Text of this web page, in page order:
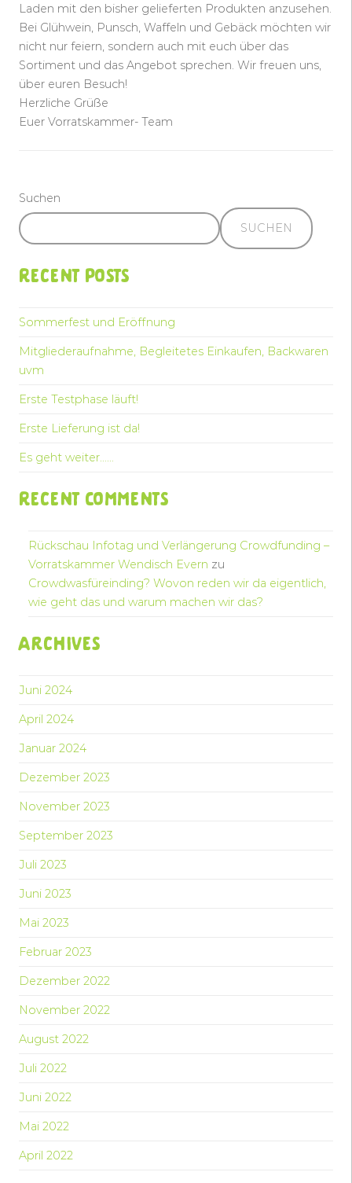
Laden mit den bisher gelieferten Produkten anzusehen.
Bei Glühwein, Punsch, Waffeln und Gebäck möchten wir
nicht nur feiern, sondern auch mit euch über das
Sortiment und das Angebot sprechen. Wir freuen uns,
über euren Besuch!
Herzliche Grüße
Euer Vorratskammer- Team
Suchen
SUCHEN
Recent Posts
Sommerfest und Eröffnung
Mitgliederaufnahme, Begleitetes Einkaufen, Backwaren
uvm
Erste Testphase läuft!
Erste Lieferung ist da!
Es geht weiter……
Recent Comments
Rückschau Infotag und Verlängerung Crowdfunding –
Vorratskammer Wendisch Evern zu
Crowdwasfüreinding? Wovon reden wir da eigentlich,
wie geht das und warum machen wir das?
Archives
Juni 2024
April 2024
Januar 2024
Dezember 2023
November 2023
September 2023
Juli 2023
Juni 2023
Mai 2023
Februar 2023
Dezember 2022
November 2022
August 2022
Juli 2022
Juni 2022
Mai 2022
April 2022